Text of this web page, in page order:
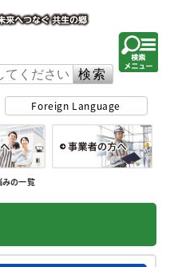
Foreign Language
みの一覧